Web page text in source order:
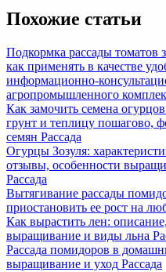
Похожие статьи
Подкормка рассады томатов
как применять в качестве
информационно-
агропромышленного
Как замочить семена
грунт и теплицу пошагово,
семян Рассада
Огурцы Зозуля:
отзывы, особенности
Рассада
Вытягивание рассады
приостановить ее рост на
Как вырастить лен:
выращивание и виды льна
Рассада помидоров в
выращивание и уход Рассада